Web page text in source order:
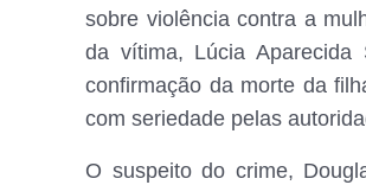
sobre violência contra a
da vítima, Lúcia
confirmação da morte da
com seriedade pelas
O suspeito do crime,